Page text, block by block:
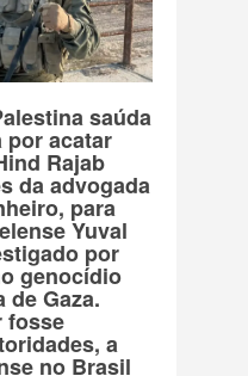
saúda
por acatar
Rajab
da advogada
para
Yuval
por
genocídio
de Gaza.
fosse
a
no Brasil